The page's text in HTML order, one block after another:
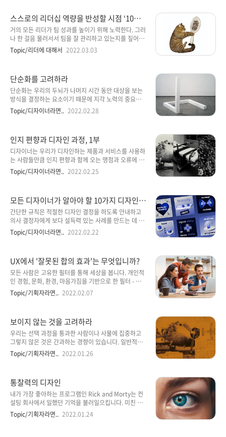
나입니다) ..
음) 로 구성된 아름답고 단순한 음료 입니다. 그것은 절
대적으로 아름다운 음료입니다. 두 가지 재료만으로 어
떻게 이렇게 멋진 경험을 할 수 있는지 궁금하실 것입니
다. 대답은 매우 간단합니다. 그러한 예술과 공예는 이
두 가지 재료에 생명을 불어넣었습니다. 두 가지 간단하
..
스스로의 리더십 역량을 반성할 시점 ‘10가
지 조짐’
거의 모든 리더가 팀 성과를 높이기 위해 노력한다. 그러
나 한 걸음 물러서서 팀을 잘 관리하고 있는지를 짚어보
는 경우는 얼마나 될까? 관리자는 비전을 설파하느라 너
무 바빠서 스스로의 기초를 좀 더 단단히 해야 한다는 조
리는 경고 조짐이 있다. 스스로의 리더십에 반성해야 할
때임을 알려주는 몇 가지 조짐에 관해 알아본다. 사람들
이 떠나고 있다 리볼런트 그룹(Revolent Group)의 사
장 나빌라 살렘은 나약한 리더십의 확실한 조짐은 높은
직원 이직률이라고 말했다. 그녀는 상부에서 공감하지
있다..
Topic/리더에 대해서 2022.03.03
단순화를 고려하라
단순화는 우리의 두뇌가 나머지 시간 동안 대상을 보는
방식을 결정하는 요소이기 때문에 지각 노력의 중요한
단계입니다. 그러나 단순화를 실행하는 것은 왜 그렇게
극도로 어려운가? 예술적으로 말하면 단순화는 특정한
합니다. 우리는 하루 일과를 빠르고 자신 있게 움직일 수
있도록 아이디어, 사람, 표지판, 지침 등을 단순화합니
다. 이 과정에서 진정으로 시간과 주의가 필요한 삶의 측
면을 지나치게 단순화하지 않기 위해 지나치게 단순화
하기 쉽습니다. 예술가들에게 단순화는 건축이나 디자
는 지나친 단순화로 이어..
Topic/디자이너라면.. 2022.02.28
인지 편향과 디자인 과정, 1부
디자이너는 우리가 디자인하는 제품과 서비스를 사용하
는 사람들만큼 인지 편향과 함께 오는 맹점과 오류에 취
약합니다. 사전에 식별하고 완화할 만큼 부지런하지 않
으면 편견이 디자인 프로세스에 스며들 수 있습니다. 이
을 키우는 것입니다. 이 기사에서는 내가 직접 경험한 몇
가지 인지 편향과 그 영향을 완화하기 위한 전략을 살펴
봅니다. 이러한 편견은 결코 디자이너가 알아야 한다고
생각하는 유일한 것이 아닙니다. 다른 편견도 많이 있습
니다. 즉, 디자이너가 디자인 프로세스에서 처리해야 하
있으며 궁극적으..
Topic/디자이너라면.. 2022.02.25
모든 디자이너가 알아야 할 10가지 디자인
원칙
간단한 규칙은 적절한 디자인 결정을 하도록 안내하고
의사 결정자에게 보다 설득력 있는 사례를 만드는 데 도
움이 됩니다. 디자인 원칙은 좋은 제품 디자인의 기초를
형성하는 고려 사항의 모음입니다. 온라인에서 다양한
은 보다 유용하고 효과적이고 몰입감 있는 디자인을 만
드는 데 도움이 되는 10가지 원칙입니다. The
Flexibility-Usability tradeoff시스템의 유연성이 증
가함에 따라 사용성은 감소합니다. 유연한 설계는 더 많
은 기능을 지원하고 광범위한 요구 사항을 충족하지만
항..
Topic/디자이너라면.. 2022.02.22
UX에서 '잘못된 합의 효과'는 무엇입니까?
모든 사람은 고유한 필터를 통해 세상을 봅니다. 개인적
인 경험, 문화, 환경, 마음가짐을 기반으로 한 필터 - 목
록은 계속됩니다. 그러나 종종 이러한 필터는 공유되어
다른 사람들이 세상을 자신과 비슷한 방식으로 보고 있
신처럼 생각하고, 당신처럼 행동할 정도를 과대평가하
는 현상이자 경향입니다. 이렇게 생각하십시오. "Eat at
Joe's" 표지판을 착용하고 지역 대학 캠퍼스, 직장 또는
기타 공공장소를 30분 동안 산책하라는 요청을 받은 경
우 그렇게 하시겠습니까? Stanford에서 수행된 연구에
Topic/기획자라면.. 2022.02.07
보이지 않는 것을 고려하라
우리는 선택 과정을 통과한 사람이나 사물에 집중하고
그렇지 않은 것은 간과하는 경향이 있습니다. 일반적으
로 가시성이 부족하기 때문입니다. 디자인 연구생존 편
향이 디자인 프로세스에 침투할 수 있는 한 가지 중요한
적으로 데이터 다양성의 부족으로 이어질 것입니다. 한
가지 관점만 고려한다면 데이터의 신뢰성이 떨어집니
다. 디자인 피드백디자인 피드백은 디자인 프로세스의
또 다른 중요한 부분이자 생존 편향이 작용할 수 있는 부
분입니다. 최고의 디자인은 특히 그것을 사용할 사람들
Topic/기획자라면.. 2022.01.26
통찰력의 디자인
내가 가장 좋아하는 프로그램인 Rick and Morty는 컨
설팅 회사에서 일했던 기억을 불러일으킵니다. 미친 과
학자 릭이 초조해하는 손자 모티를 데리고 다른 행성과
차원으로 모험을 떠나는 내용입니다. Rick and Morty
Topic/기획자라면.. 2022.01.24